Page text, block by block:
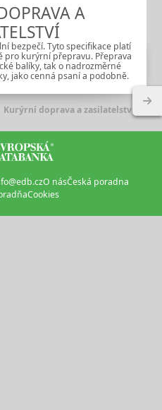
A
bezpečí. Tyto specifikace platí
pro kurýrní přepravu. Přeprava
balíky, tak o nadrozměrné
jako cenná psaní a podobně.
Kurýrní doprava a zasilatelství
O násČeská poradna
Cookies